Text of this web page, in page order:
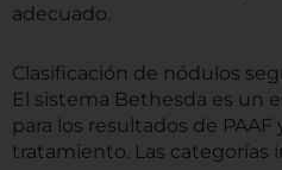
adecuado.
Clasificación de nódulos
El sistema Bethesda es un
para los resultados de
tratamiento. Las categorías